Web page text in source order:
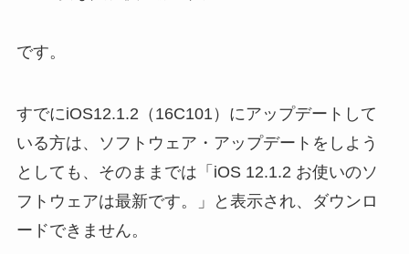
です。
すでにiOS12.1.2（16C101）にアップデートして
いる方は、ソフトウェア・アップデートをしよう
としても、そのままでは「iOS 12.1.2 お使いのソ
フトウェアは最新です。」と表示され、ダウンロ
ードできません。